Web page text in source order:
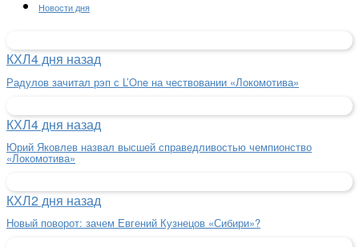
Новости дня
КХЛ4 дня назад
Радулов зачитал рэп с L’One на чествовании «Локомотива»
КХЛ4 дня назад
Юрий Яковлев назвал высшей справедливостью чемпионство
«Локомотива»
КХЛ2 дня назад
Новый поворот: зачем Евгений Кузнецов «Сибири»?